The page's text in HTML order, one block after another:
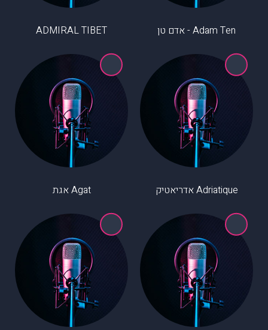
Adam Ten - אדם טן ADMIRAL TIBET
Adriatique אדריאטיק Agat אגת